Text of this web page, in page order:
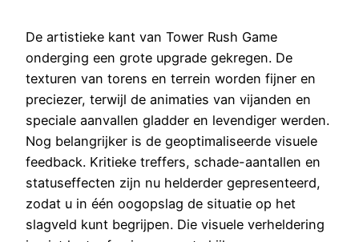
De artistieke kant van Tower Rush Game
onderging een grote upgrade gekregen. De
texturen van torens en terrein worden fijner en
preciezer, terwijl de animaties van vijanden en
speciale aanvallen gladder en levendiger werden.
Nog belangrijker is de geoptimaliseerde visuele
feedback. Kritieke treffers, schade-aantallen en
statuseffecten zijn nu helderder gepresenteerd,
zodat u in één oogopslag de situatie op het
slagveld kunt begrijpen. Die visuele verheldering